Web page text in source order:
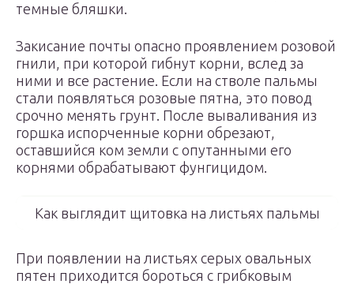
темные бляшки.
Закисание почты опасно проявлением розовой
гнили, при которой гибнут корни, вслед за
ними и все растение. Если на стволе пальмы
стали появляться розовые пятна, это повод
срочно менять грунт. После вываливания из
горшка испорченные корни обрезают,
оставшийся ком земли с опутанными его
корнями обрабатывают фунгицидом.
Как выглядит щитовка на листьях пальмы
При появлении на листьях серых овальных
пятен приходится бороться с грибковым